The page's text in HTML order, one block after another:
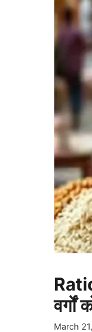
वर्गों
March